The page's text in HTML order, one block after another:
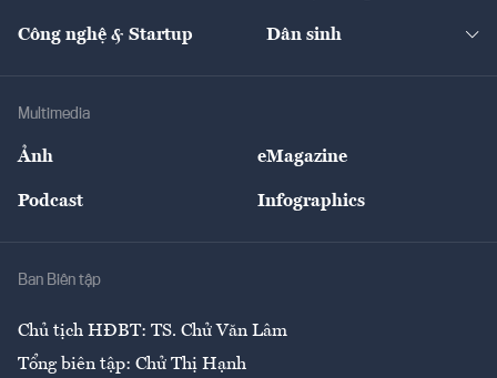
Tư vấn Nông sản
Giải trí
Công nghệ & Startup Dân sinh
Multimedia
Ảnh eMagazine
Podcast Infographics
Ban Biên tập
Chủ tịch HĐBT: TS. Chử Văn Lâm
Tổng biên tập: Chử Thị Hạnh